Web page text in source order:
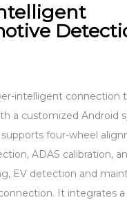
intelligent connection
a customized Android
supports four-wheel
ADAS calibration,
EV detection and
It integrates a